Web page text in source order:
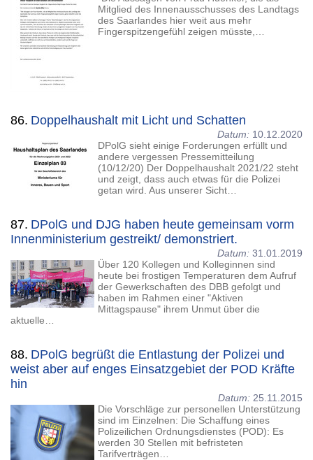
Mitglied des Innenausschusses des Landtags
des Saarlandes hier weit aus mehr
Fingerspitzengefühl zeigen müsste,…
86. Doppelhaushalt mit Licht und Schatten
Datum: 10.12.2020
DPolG sieht einige Forderungen erfüllt und
andere vergessen Pressemitteilung
(10/12/20) Der Doppelhaushalt 2021/22 steht
und zeigt, dass auch etwas für die Polizei
getan wird. Aus unserer Sicht…
87. DPolG und DJG haben heute gemeinsam vorm
Innenministerium gestreikt/ demonstriert.
Datum: 31.01.2019
Über 120 Kollegen und Kolleginnen sind
heute bei frostigen Temperaturen dem Aufruf
der Gewerkschaften des DBB gefolgt und
haben im Rahmen einer "Aktiven
Mittagspause" ihrem Unmut über die
aktuelle…
88. DPolG begrüßt die Entlastung der Polizei und
weist aber auf enges Einsatzgebiet der POD Kräfte
hin
Datum: 25.11.2015
Die Vorschläge zur personellen Unterstützung
sind im Einzelnen: Die Schaffung eines
Polizeilichen Ordnungsdienstes (POD): Es
werden 30 Stellen mit befristeten
Tarifverträgen…